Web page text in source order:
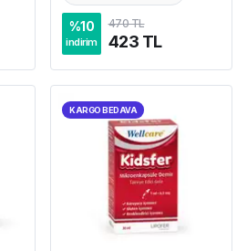
%10
indirim
470 TL
423 TL
KARGO BEDAVA